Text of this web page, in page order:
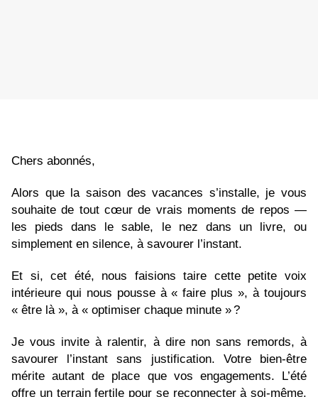
Chers abonnés,
Alors que la saison des vacances s’installe, je vous
souhaite de tout cœur de vrais moments de repos —
les pieds dans le sable, le nez dans un livre, ou
simplement en silence, à savourer l’instant.
Et si, cet été, nous faisions taire cette petite voix
intérieure qui nous pousse à « faire plus », à toujours
« être là », à « optimiser chaque minute » ?
Je vous invite à ralentir, à dire non sans remords, à
savourer l’instant sans justification. Votre bien-être
mérite autant de place que vos engagements. L’été
offre un terrain fertile pour se reconnecter à soi-même.